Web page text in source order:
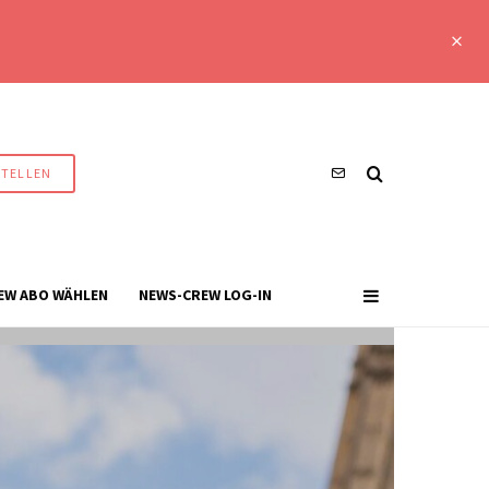
ABO WÄHLEN NEWS-CREW LOG-IN